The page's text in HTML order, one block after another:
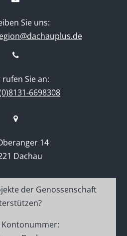
Sie uns:
rufen Sie an:
6698308
14
Dachau
der Genossenschaft
Kontonummer: